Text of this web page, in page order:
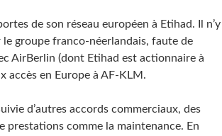
de son réseau européen à Etihad. Il n’y
le groupe franco-néerlandais, faute de
AirBerlin (dont Etihad est actionnaire à
accès en Europe à AF-KLM.
d’autres accords commerciaux, des
prestations comme la maintenance. En